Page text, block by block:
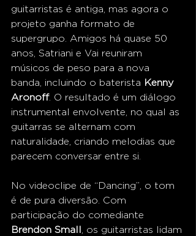
guitarristas é antiga, mas agora o
projeto ganha formato de
supergrupo. Amigos há quase 50
anos, Satriani e Vai reuniram
músicos de peso para a nova
banda, incluindo o baterista Kenny
Aronoff. O resultado é um diálogo
instrumental envolvente, no qual as
guitarras se alternam com
naturalidade, criando melodias que
parecem conversar entre si.
No videoclipe de “Dancing”, o tom
é de pura diversão. Com
participação do comediante
Brendon Small , os guitarristas lidam